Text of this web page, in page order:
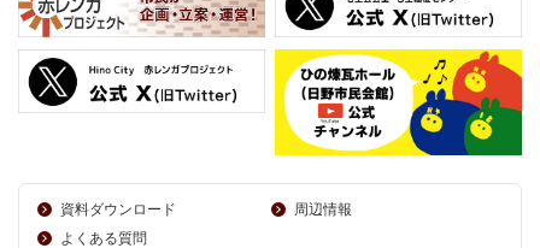
資料ダウンロード
周辺情報
よくある質問